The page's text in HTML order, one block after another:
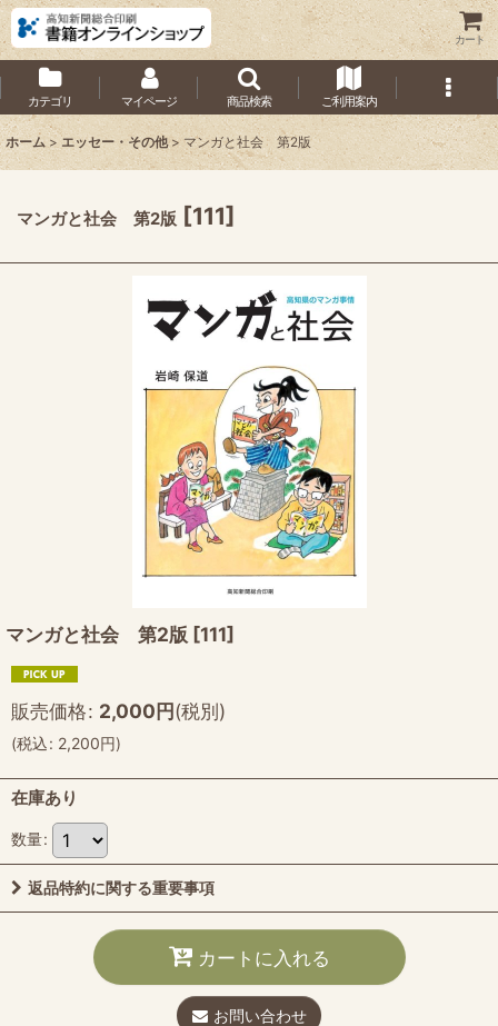
カート
カテゴリ マイページ 商品検索 ご利用案内
ホーム > エッセー・その他 > マンガと社会 第2版
マンガと社会 第2版 [111]
マンガと社会 第2版 [111]
販売価格: 2,000円(税別)
(税込: 2,200円)
在庫あり
数量:
返品特約に関する重要事項
カートに入れる
お問い合わせ